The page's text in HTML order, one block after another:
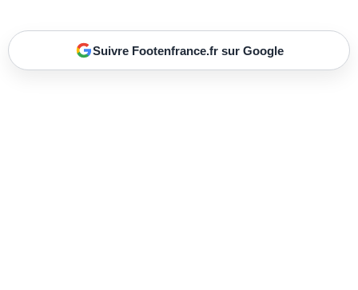
Suivre Footenfrance.fr sur Google